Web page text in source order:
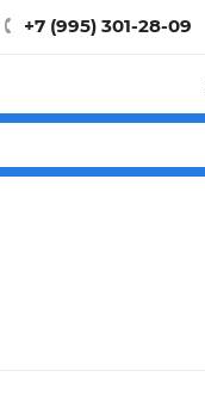
+7 (995) 301-28-09